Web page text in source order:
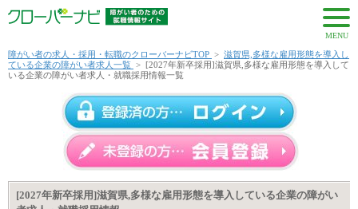
MENU
障がい者の求人・採用・転職のクローバーナビTOP > 滋賀県,多様な雇用形態を導入し
ている企業の障がい者求人一覧 > [2027年新卒採用]滋賀県,多様な雇用形態を導入して
いる企業の障がい者求人・就職採用情報一覧
[2027年新卒採用]滋賀県,多様な雇用形態を導入している企業の障がい